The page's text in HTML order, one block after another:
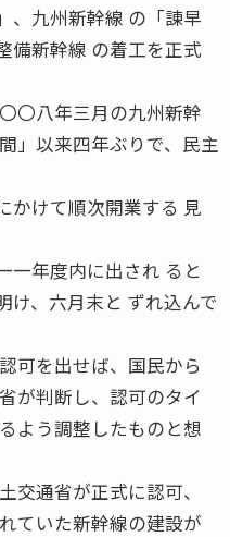
九州新幹線 の「諌早
新幹線 の着工を正式
〇八年三月の九州新幹
」以来四年ぶりで、民主
かけて順次開業する 見
一年度内に出され ると
け、六月末と ずれ込んで
可を出せば、国民から
が判断し、認可のタイ
よう調整したものと想
交通省が正式に認可、
ていた新幹線の建設が